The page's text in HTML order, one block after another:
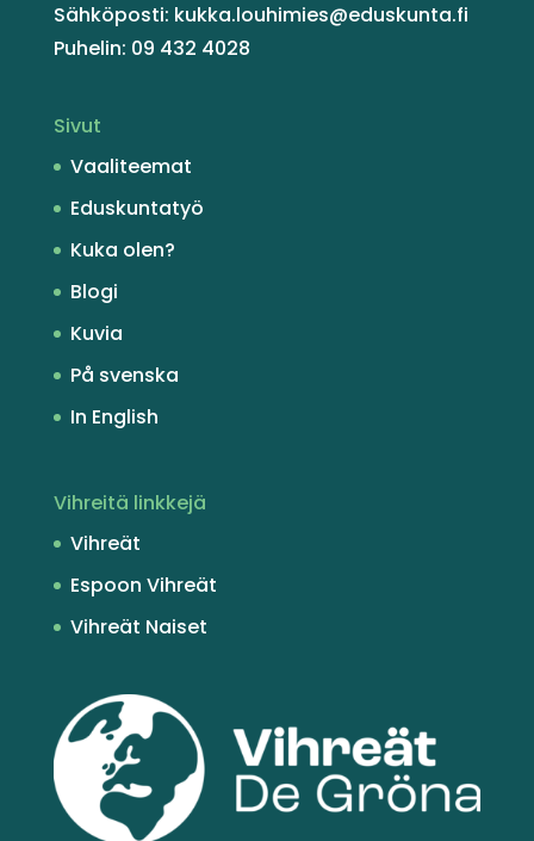
Sähköposti: kukka.louhimies@eduskunta.fi
Puhelin: 09 432 4028
Sivut
Vaaliteemat
Eduskuntatyö
Kuka olen?
Blogi
Kuvia
På svenska
In English
Vihreitä linkkejä
Vihreät
Espoon Vihreät
Vihreät Naiset